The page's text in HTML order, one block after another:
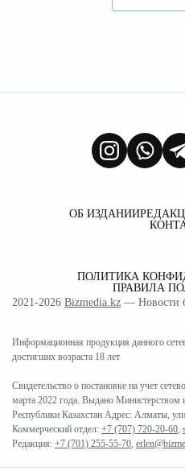
ОБ ИЗДАНИИ
ПОЛИТИКА
ПРАВИЛА
2021-2026 Bizmedia.kz — Новости
Информационная продукция данного
достигших возраста 18 лет
Свидетельство о постановке на учет
марта 2022 года. Выдано Министерством
Республики Казахстан Адрес: Алматы,
Коммерческий отдел: +7 (707) 720-20-60,
Редакция: +7 (701) 255-55-70,